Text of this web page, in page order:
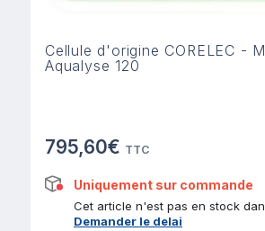
Cellule d'origine CORELEC -
Aqualyse 120
795,60€ TTC
Uniquement sur commande
Cet article n'est pas en stock
Demander le delai